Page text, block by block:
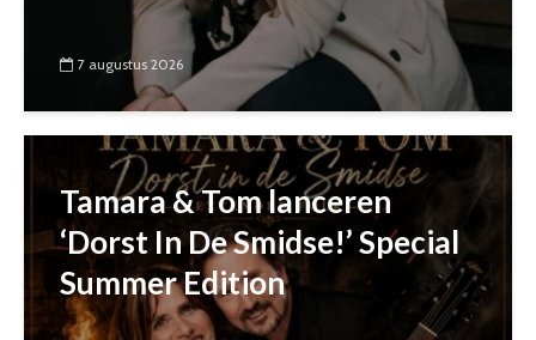
7 augustus 2026
Tamara & Tom lanceren
‘Dorst In De Smidse!’ Special
Summer Edition